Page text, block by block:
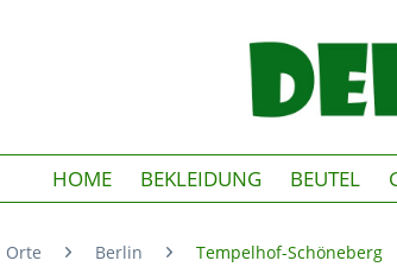
HOME BEKLEIDUNG BEUTEL
Orte Berlin Tempelhof-Schöneberg